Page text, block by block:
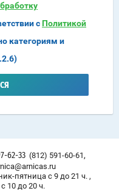
с Политикой
категориям и
62-33 (812) 591-60-61,
пятница с 9 до 21 ч. ,
10 до 20 ч.